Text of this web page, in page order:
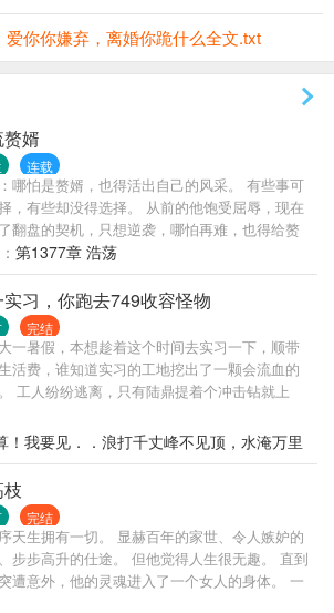
爱你你嫌弃，离婚你跪什么全文.txt
赘婿
连载
哪怕是赘婿，也得活出自己的风采。 有些事可
，有些却没得选择。 从前的他饱受屈辱，现在
翻盘的契机，只想逆袭，哪怕再难，也得给赘
，来人间一趟，不能留有遗憾。 美人，江山，
。
第1377章 浩荡
实习，你跑去749收容怪物
完结
一暑假，本想趁着这个时间去实习一下，顺带
活费，谁知道实习的工地挖出了一颗会流血的
工人纷纷逃离，只有陆鼎提着个冲击钻就上
已准备就位，但由于这二十年来一只怪物也没
到，陆鼎的耐心早就被磨平。 现在遇到了怪物，
中就一个念头，不是干死怪物，就是被怪物干
入749，借着749局的渠道寻找怪物，收容怪
此，749多了一个手下从无活口的调查员。 一
在与传说中的妖魔鬼怪现世，陆鼎挨个碾杀。
：“不到万不得已，千万不能让陆鼎接任务，咱
的宗旨是关押收容，他一出手留不下活口！！”
！我要见．．浪打千丈峰不见顶，水淹万里
完结
天生拥有一切。 显赫百年的家世、令人嫉妒的
步步高升的仕途。 但他觉得人生很无趣。 直到
遭意外，他的灵魂进入了一个女人的身体。 一